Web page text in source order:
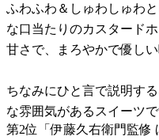
ふわふわ＆しゅわしゅわ
な口当たりのカスタード
甘さで、まろやかで優し
ちなみにひと言で説明す
な雰囲気があるスイーツで
第2位「伊藤久右衛門監修